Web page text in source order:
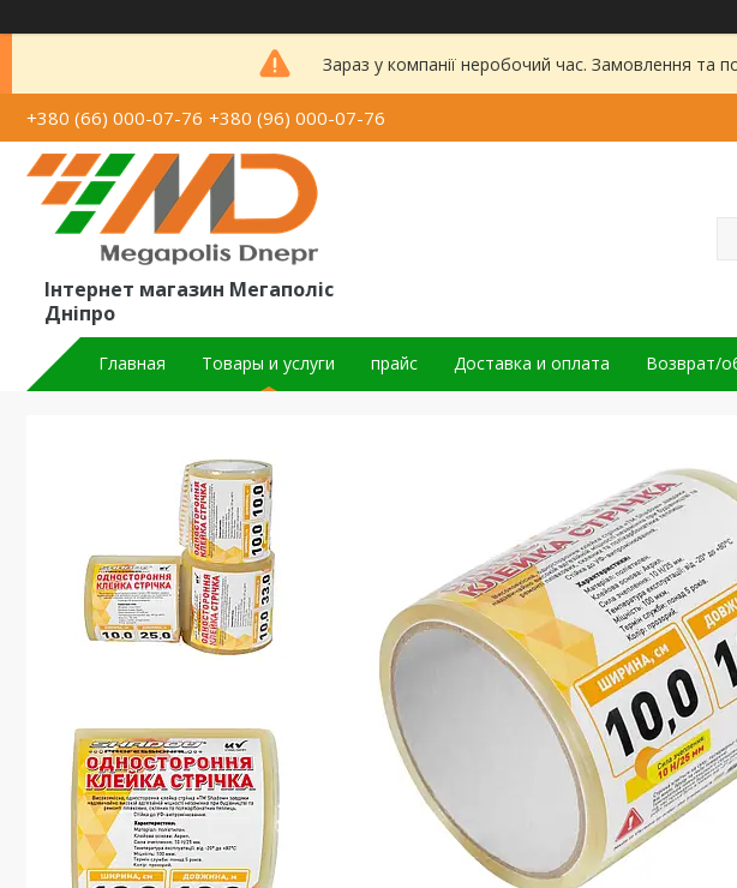
Зараз у компанії неробочий час. Замовлення та
+380 (66) 000-07-76 +380 (96) 000-07-76
Інтернет магазин Мегаполіс
Дніпро
Главная Товары и услуги прайс Доставка и оплата Возврат/